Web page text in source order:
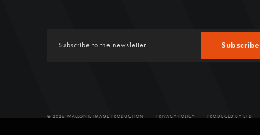
Subscribe
© 2026 WALLONIE IMAGE PRODUCTION PRIVACY POLICY PRODUCED BY SFD